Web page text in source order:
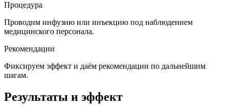
Процедура
Проводим инфузию или инъекцию под наблюдением
медицинского персонала.
Рекомендации
Фиксируем эффект и даём рекомендации по дальнейшим
шагам.
Результаты и эффект